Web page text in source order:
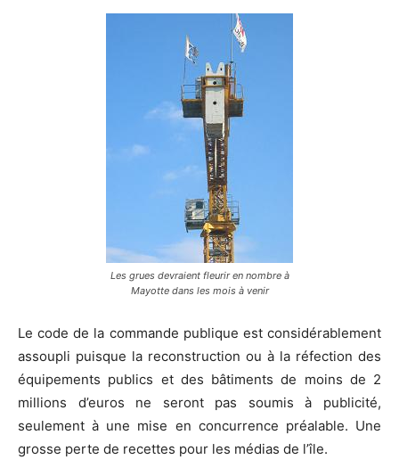
Les grues devraient fleurir en nombre à
Mayotte dans les mois à venir
Le code de la commande publique est considérablement
assoupli puisque la reconstruction ou à la réfection des
équipements publics et des bâtiments de moins de 2
millions d’euros ne seront pas soumis à publicité,
seulement à une mise en concurrence préalable. Une
grosse perte de recettes pour les médias de l’île.